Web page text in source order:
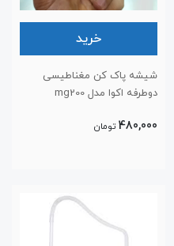
خرید
شیشه پاک کن مغناطیسی
دوطرفه اکوا مدل mg200
480,000 تومان